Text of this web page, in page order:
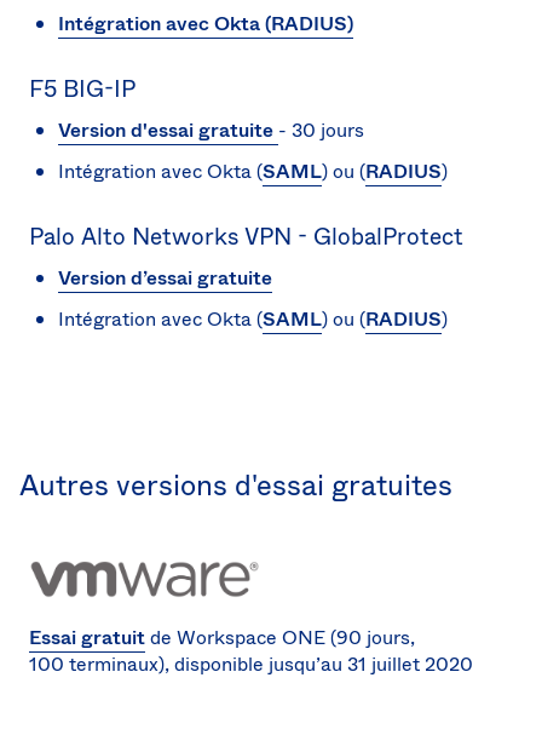
Intégration avec Okta (RADIUS)
F5 BIG-IP
Version d'essai gratuite - 30 jours
Intégration avec Okta (SAML) ou (RADIUS)
Palo Alto Networks VPN - GlobalProtect
Version d’essai gratuite
Intégration avec Okta (SAML) ou (RADIUS)
Autres versions d'essai gratuites
Essai gratuitde Workspace ONE (90 jours,
100 terminaux), disponible jusqu’au 31 juillet 2020